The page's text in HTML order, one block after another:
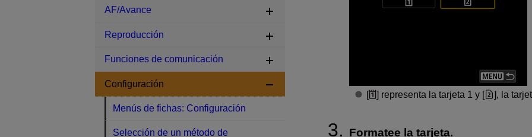
[ ] representa la tarjeta 1 y [ ], la
Formatee la tarjeta.
AF/Avance
Reproducción
Funciones de comunicación
Configuración
Menús de fichas: Configuración
Selección de un método de